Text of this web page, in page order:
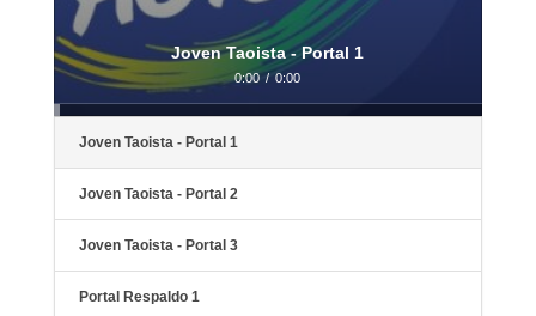
Joven Taoista - Portal 1
0:00 / 0:00
Joven Taoista - Portal 1
Joven Taoista - Portal 2
Joven Taoista - Portal 3
Portal Respaldo 1